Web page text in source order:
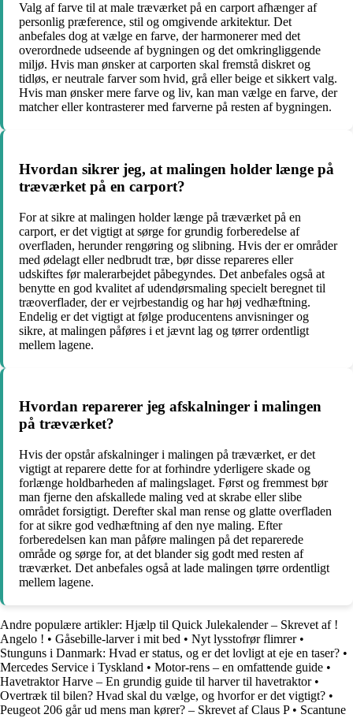
Valg af farve til at male træværket på en carport afhænger af
personlig præference, stil og omgivende arkitektur. Det
anbefales dog at vælge en farve, der harmonerer med det
overordnede udseende af bygningen og det omkringliggende
miljø. Hvis man ønsker at carporten skal fremstå diskret og
tidløs, er neutrale farver som hvid, grå eller beige et sikkert valg.
Hvis man ønsker mere farve og liv, kan man vælge en farve, der
matcher eller kontrasterer med farverne på resten af bygningen.
Hvordan sikrer jeg, at malingen holder længe på
træværket på en carport?
For at sikre at malingen holder længe på træværket på en
carport, er det vigtigt at sørge for grundig forberedelse af
overfladen, herunder rengøring og slibning. Hvis der er områder
med ødelagt eller nedbrudt træ, bør disse repareres eller
udskiftes før malerarbejdet påbegyndes. Det anbefales også at
benytte en god kvalitet af udendørsmaling specielt beregnet til
træoverflader, der er vejrbestandig og har høj vedhæftning.
Endelig er det vigtigt at følge producentens anvisninger og
sikre, at malingen påføres i et jævnt lag og tørrer ordentligt
mellem lagene.
Hvordan reparerer jeg afskalninger i malingen
på træværket?
Hvis der opstår afskalninger i malingen på træværket, er det
vigtigt at reparere dette for at forhindre yderligere skade og
forlænge holdbarheden af malingslaget. Først og fremmest bør
man fjerne den afskallede maling ved at skrabe eller slibe
området forsigtigt. Derefter skal man rense og glatte overfladen
for at sikre god vedhæftning af den nye maling. Efter
forberedelsen kan man påføre malingen på det reparerede
område og sørge for, at det blander sig godt med resten af
træværket. Det anbefales også at lade malingen tørre ordentligt
mellem lagene.
Andre populære artikler: Hjælp til Quick Julekalender – Skrevet af !
Angelo ! • Gåsebille-larver i mit bed • Nyt lysstofrør flimrer•
Stunguns i Danmark: Hvad er status, og er det lovligt at eje en taser? •
Mercedes Service i Tyskland • Motor-rens – en omfattende guide •
Havetraktor Harve – En grundig guide til harver til havetraktor•
Overtræk til bilen? Hvad skal du vælge, og hvorfor er det vigtigt? •
Peugeot 206 går ud mens man kører? – Skrevet af Claus P• Scantune